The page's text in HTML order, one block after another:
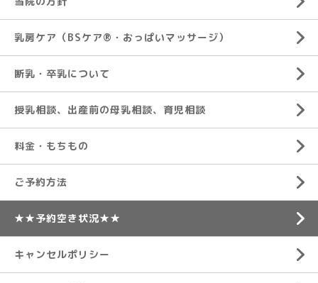
乳房ケア（BSケア®︎・おっぱいマッサージ）
断乳・卒乳について
授乳相談、出産前の母乳相談、育児相談
料金・もちもの
ご予約方法
★★予約空き状況★★
キャンセルポリシー